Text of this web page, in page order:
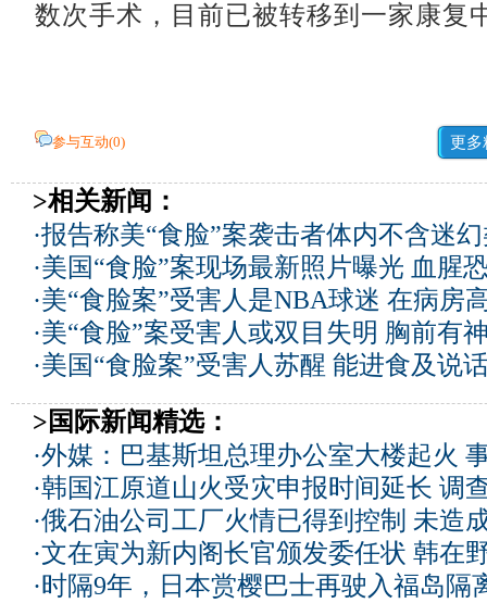
数次手术，目前已被转移到一家康复
参与互动(0) 更多
>相关新闻：
·报告称美“食脸”案袭击者体内不含迷
·美国“食脸”案现场最新照片曝光 血腥
·美“食脸案”受害人是NBA球迷 在病房
·美“食脸”案受害人或双目失明 胸前有
·美国“食脸案”受害人苏醒 能进食及说
>国际新闻精选：
·外媒：巴基斯坦总理办公室大楼起火
·韩国江原道山火受灾申报时间延长 调
·俄石油公司工厂火情已得到控制 未造
·文在寅为新内阁长官颁发委任状 韩在
·时隔9年，日本赏樱巴士再驶入福岛隔